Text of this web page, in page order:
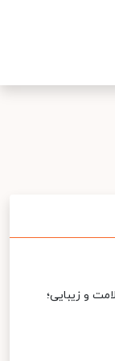
و زیبایی؛